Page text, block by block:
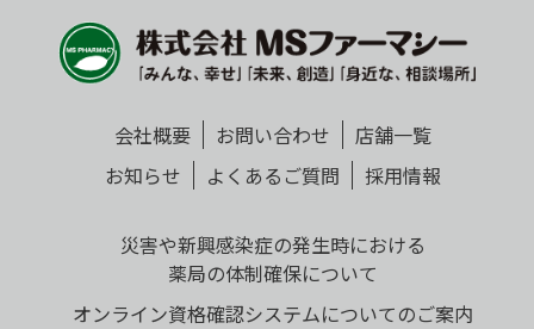
会社概要 お問い合わせ
店舗一覧
お知らせ
よくあるご質問 採用情報
災害や新興感染症の発生時における
薬局の体制確保について
オンライン資格確認システムについてのご案内